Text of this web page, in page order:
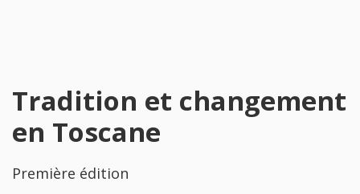
Tradition et changement
en Toscane
Première édition